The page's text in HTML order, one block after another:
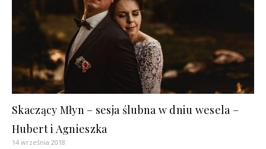
Skaczący Młyn – sesja ślubna w dniu wesela –
Hubert i Agnieszka
14 września 2018